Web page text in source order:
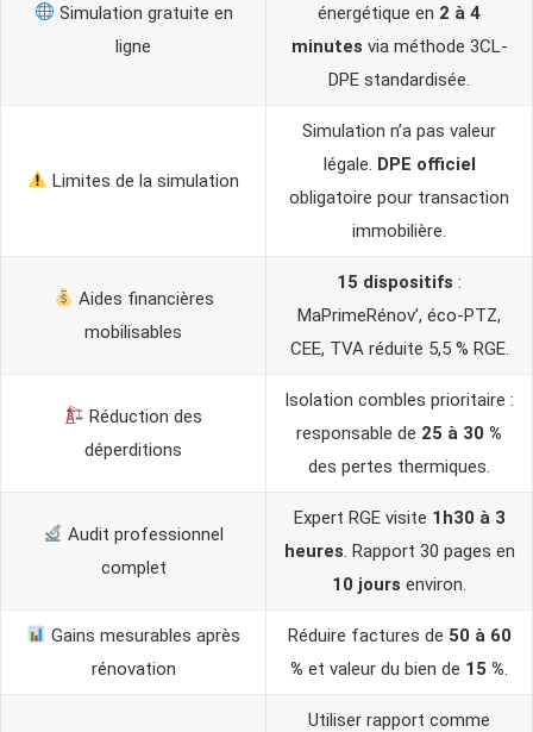
Simulation gratuite en
ligne
énergétique en 2 à 4
minutes via méthode 3CL-
DPE standardisée.
Limites de la simulation
Simulation n’a pas valeur
légale. DPE officiel
obligatoire pour transaction
immobilière.
Aides financières
mobilisables
15 dispositifs :
MaPrimeRénov’, éco-PTZ,
CEE, TVA réduite 5,5 % RGE.
Réduction des
déperditions
Isolation combles prioritaire :
responsable de 25 à 30 %
des pertes thermiques.
Audit professionnel
complet
Expert RGE visite 1h30 à 3
heures. Rapport 30 pages en
10 jours environ.
Gains mesurables après
rénovation
Réduire factures de 50 à 60
% et valeur du bien de 15 %.
Utiliser rapport comme